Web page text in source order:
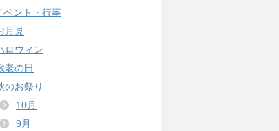
ベント・行事
月見
ロウィン
老の日
のお祭り
10月
9月